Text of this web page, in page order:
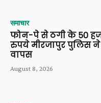
समाचार
फोन-पे से ठगी के 50
रुपये मीरजापुर पुलिस
वापस
August 8, 2026